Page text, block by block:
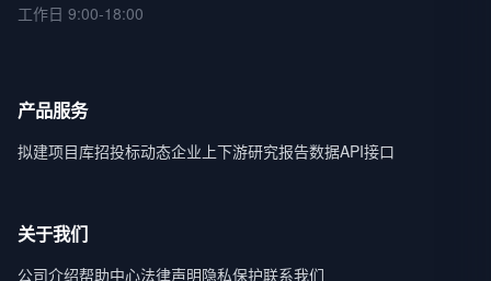
工作日 9:00-18:00
产品服务
拟建项目库招投标动态企业上下游研究报告数据API接口
关于我们
公司介绍帮助中心法律声明隐私保护联系我们